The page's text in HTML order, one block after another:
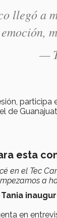
llegó a
—
participa
, el de
esta
en el Tec
a
Tania
en